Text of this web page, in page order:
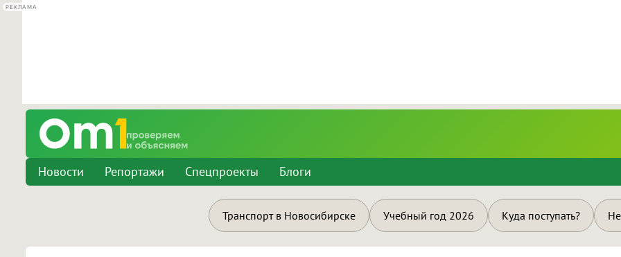
РЕКЛАМА
Новости Репортажи Спецпроекты Блоги
Транспорт в Новосибирске Учебный год 2026 Куда поступать?